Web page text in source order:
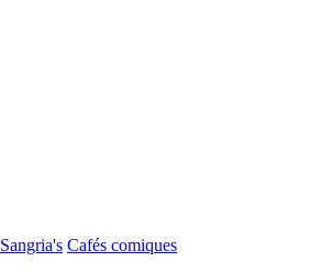
Sangria's Cafés comiques